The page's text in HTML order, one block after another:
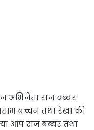
अभिनेता राज बब्बर
बच्चन तथा रेखा की
आप राज बब्बर तथा